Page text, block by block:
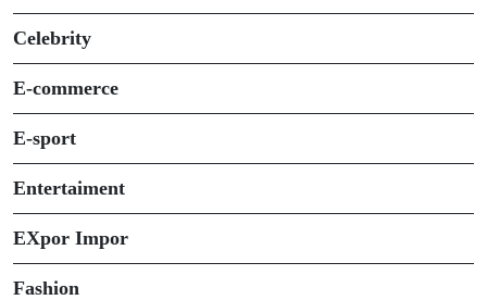
Celebrity
E-commerce
E-sport
Entertaiment
EXpor Impor
Fashion